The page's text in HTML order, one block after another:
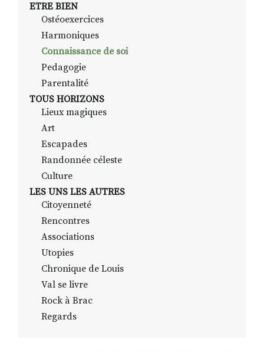
ETRE BIEN
Ostéoexercices
Harmoniques
Connaissance de soi
Pedagogie
Parentalité
TOUS HORIZONS
Lieux magiques
Art
Escapades
Randonnée céleste
Culture
LES UNS LES AUTRES
Citoyenneté
Rencontres
Associations
Utopies
Chronique de Louis
Val se livre
Rock à Brac
Regards